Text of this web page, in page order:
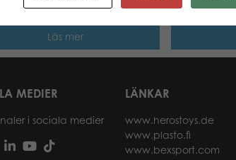
Läs mer
MEDIER
i sociala medier
LÄNKAR
www.herostoys.de
www.plasto.fi
www.bexsport.com